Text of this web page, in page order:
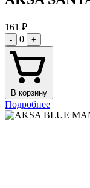
161 ₽
- 0 +
В корзину
Подробнее